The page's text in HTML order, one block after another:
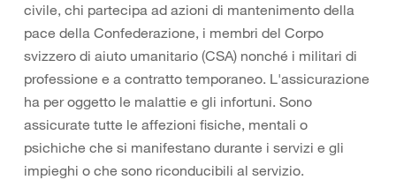
civile, chi partecipa ad azioni di mantenimento della
pace della Confederazione, i membri del Corpo
svizzero di aiuto umanitario (CSA) nonché i militari di
professione e a contratto temporaneo. L'assicurazione
ha per oggetto le malattie e gli infortuni. Sono
assicurate tutte le affezioni fisiche, mentali o
psichiche che si manifestano durante i servizi e gli
impieghi o che sono riconducibili al servizio.